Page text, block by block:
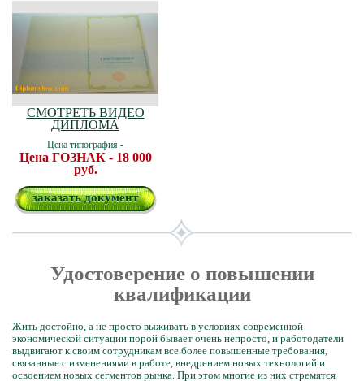
СМОТРЕТЬ ВИДЕО
ДИПЛОМА
Цена типография -
Цена ГОЗНАК - 18 000
руб.
заказать документ
Удостоверение о повышении
квалификации
Жить достойно, а не просто выживать в условиях современной
экономической ситуации порой бывает очень непросто, и работодатели
выдвигают к своим сотрудникам все более повышенные требования,
связанные с изменениями в работе, внедрением новых технологий и
освоением новых сегментов рынка. При этом многие из них стремятся